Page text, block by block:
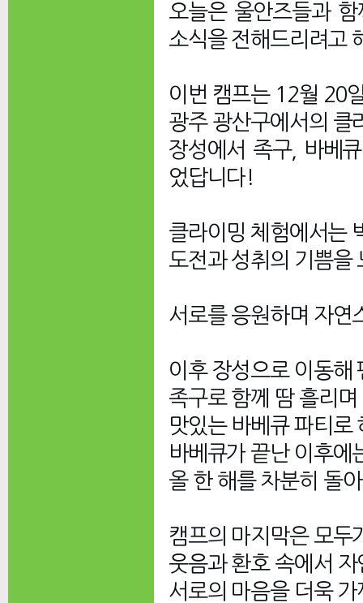
오늘은 울안즈들과
소식을 전해드리려고
이번 캠프는 12월 20
광주 광산구에서의 클
장성에서 족구, 바베
었답니다!
클라이밍 체험에서는
도전과 성취의 기쁨을
서로를 응원하며 자연
이후 장성으로 이동해
족구로 함께 땀 흘리
맛있는 바베큐 파티로
바베큐가 끝난 이후에
올 한 해를 차분히 돌
캠프의 마지막은 모두
웃음과 환호 속에서
서로의 마음을 더욱